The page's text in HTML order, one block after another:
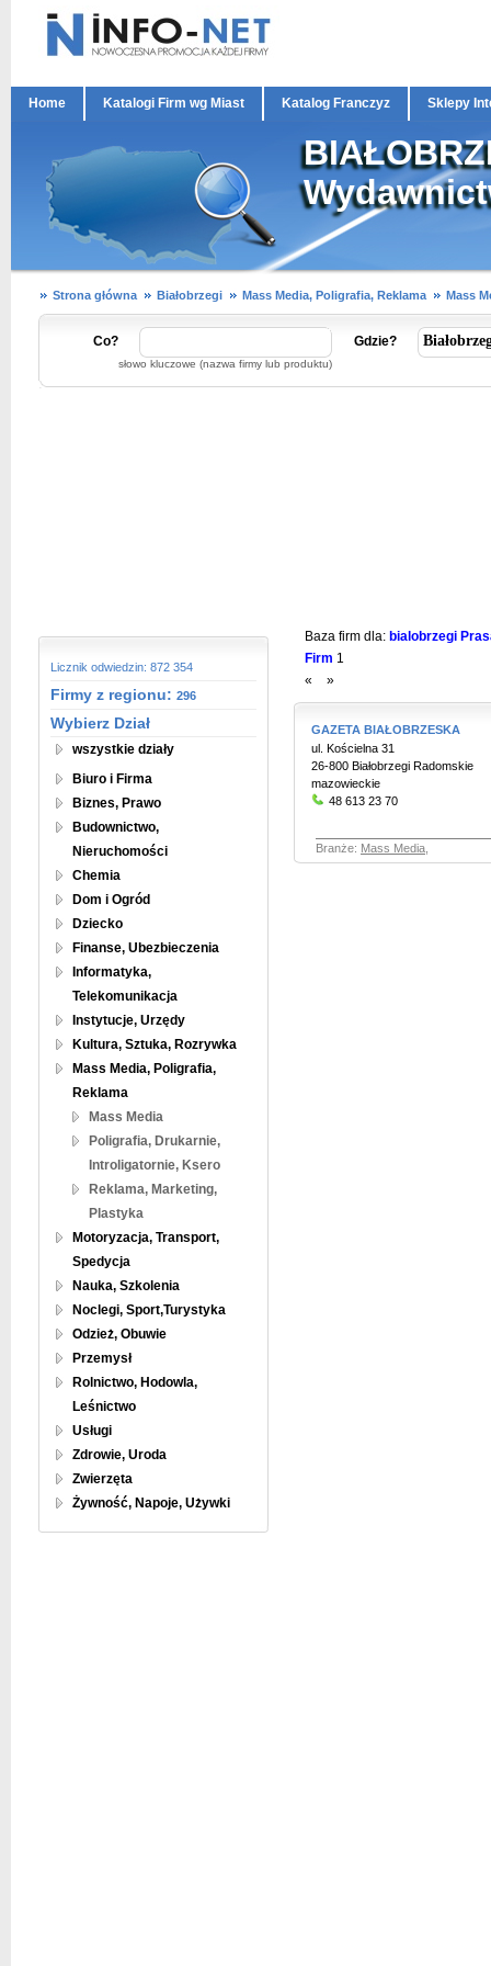
Home Katalogi Firm wg Miast Katalog Franczyz Sklepy
Strona główna Białobrzegi Mass Media, Poligrafia, Reklama Mass
Co?
słowo kluczowe (nazwa firmy lub produktu)
Gdzie?
Licznik odwiedzin: 872 354
Firmy z regionu: 296
Wybierz Dział
wszystkie działy
Biuro i Firma
Biznes, Prawo
Budownictwo,
Nieruchomości
Chemia
Dom i Ogród
Dziecko
Finanse, Ubezbieczenia
Informatyka,
Telekomunikacja
Instytucje, Urzędy
Kultura, Sztuka, Rozrywka
Mass Media, Poligrafia,
Reklama
Mass Media
Poligrafia, Drukarnie,
Introligatornie, Ksero
Reklama, Marketing,
Plastyka
Motoryzacja, Transport,
Spedycja
Nauka, Szkolenia
Noclegi, Sport,Turystyka
Odzież, Obuwie
Przemysł
Rolnictwo, Hodowla,
Leśnictwo
Usługi
Zdrowie, Uroda
Zwierzęta
Żywność, Napoje, Używki
Baza firm dla: bialobrzegi
Firm 1
«
»
GAZETA BIAŁOBRZESKA
ul. Kościelna 31
26-800 Białobrzegi Radomskie
mazowieckie
48 613 23 70
Branże: Mass Media